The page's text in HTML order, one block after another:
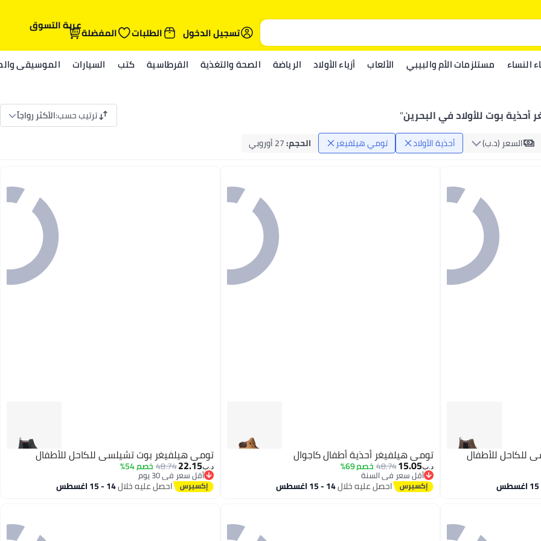
تسجيل الدخول
الطلبات المفضلةعربة التسوق
النساء مستلزمات الأم والبيبي الألعاب أزياء الأولاد الرياضة الصحة والتغذية القرطاسية كتب السيارات الموسيقى
بوت للأولاد في البحرين" ترتيب حسب:الأكثر رواجاً
السعر (د.ب‏) أحذية الأولاد تومي هيلفيغر الحجم:27 أوروبي
للكاحل للأطفال تومي هيلفيغر أحذية أطفال كاجوال
د.ب‏15.05
48.74خصم 69%
أقل سعر في السنة
أقل سعر في السنة
احصل عليه خلال14 - 15 اغسطس
تومي هيلفيغر بوت تشيلسي للكاحل للأطفال
د.ب‏22.15
48.74 خصم 54%
أقل سعر في 30 يوم
أقل سعر في 30 يوماحصل عليه خلال14 - 15 اغسطس